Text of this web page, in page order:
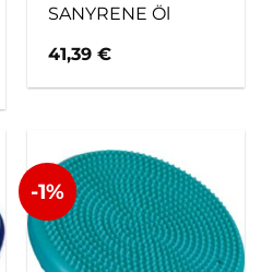
SANYRENE Öl
41,39€
-1%